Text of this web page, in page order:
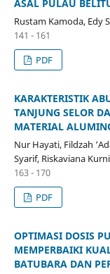
ASAL PULAU
Rustam Kamoda, Edy
141 - 161
PDF
KARAKTERISTIK
TANJUNG SELOR
MATERIAL
Nur Hayati, Fildzah
Syarif, Riskaviana
163 - 170
PDF
OPTIMASI DOSIS
MEMPERBAIKI
BATUBARA DAN